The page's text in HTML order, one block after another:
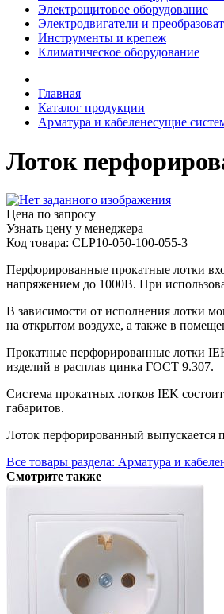
Электрощитовое оборудование
Электродвигатели и
Инструменты и крепеж
Климатическое оборудование
Главная
Каталог продукции
Арматура и кабеленесущие
Лоток
Цена по запросу
Узнать цену у менеджера
Код товара: CLP10-050-100-055-3
Перфорированные прокатные лотки
напряжением до 1000В. При
В зависимости от исполнения лотки
на открытом воздухе, а также в
Прокатные перфорированные лотки
изделий в расплав цинка ГОСТ 9.307.
Система прокатных лотков IEK
габаритов.
Лоток перфорированный выпускается
Все товары раздела: Арматура и
Смотрите также